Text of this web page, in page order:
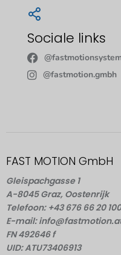
Sociale links
@fastmotion.gmbh
FAST MOTION GmbH
Gleispachgasse 1
A-8045 Graz, Oostenrijk
Telefoon: +43 676 66 20 100
E-mail:
FN 492646 f
UID: ATU73406913